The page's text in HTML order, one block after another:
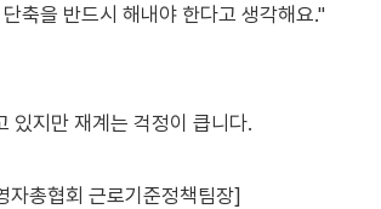
축을 반드시 해내야 한다고 생각해요."
있지만 재계는 걱정이 큽니다.
자총협회 근로기준정책팀장]